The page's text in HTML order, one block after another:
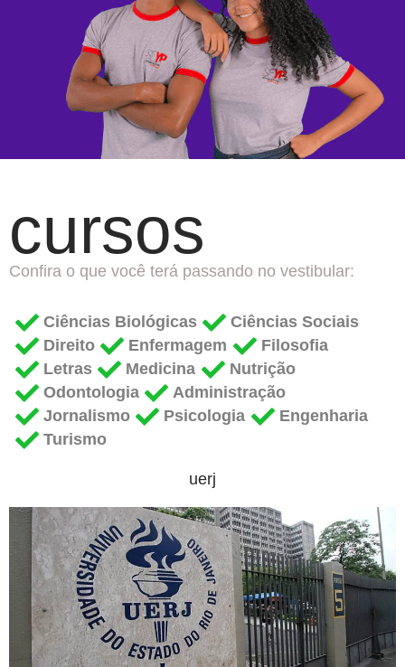
cursos
Confira o que você terá passando no vestibular:
Ciências Biológicas
Ciências Sociais
Direito
Enfermagem
Filosofia
Letras
Medicina
Nutrição
Odontologia
Administração
Jornalismo
Psicologia
Engenharia
Turismo
uerj